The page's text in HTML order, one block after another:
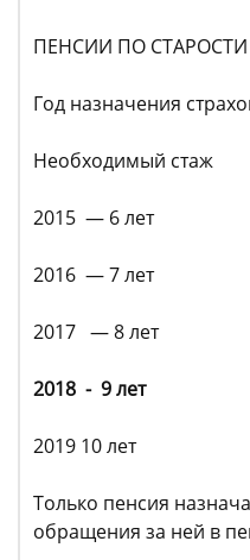
ПЕНСИИ ПО СТАРОСТИ
Год назначения
Необходимый стаж
2015 — 6 лет
2016 — 7 лет
2017 — 8 лет
2018 - 9 лет
2019 10 лет
Только пенсия
обращения за ней в